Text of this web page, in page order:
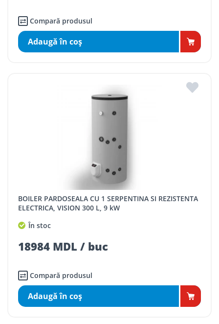
Compară produsul
Adaugă în coş
BOILER PARDOSEALA CU 1 SERPENTINA SI REZISTENTA
ELECTRICA, VISION 300 L, 9 kW
În stoc
18984 MDL / buc
Compară produsul
Adaugă în coş